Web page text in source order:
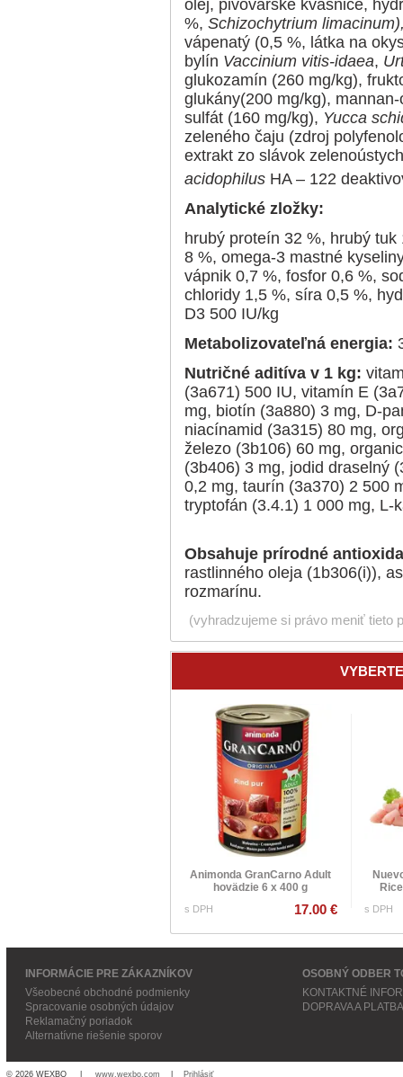
olej, pivovarské kvasnice,
%, Schizochytrium
vápenatý (0,5 %, látka na
bylín Vaccinium vitis-idaea,
glukozamín (260 mg/kg),
glukány(200 mg/kg),
sulfát (160 mg/kg), Yucca
zeleného čaju (zdroj
extrakt zo slávok
acidophilusHA – 122
Analytické zložky:
hrubý proteín 32 %, hrubý
8 %, omega-3 mastné
vápnik 0,7 %, fosfor 0,6 %,
chloridy 1,5 %, síra 0,5 %,
D3 500 IU/kg
Metabolizovateľná energia:
Nutričné aditíva v 1 kg:
(3a671) 500 IU, vitamín E
mg, biotín (3a880) 3 mg, D-
niacínamid (3a315) 80 mg,
železo (3b106) 60 mg,
(3b406) 3 mg, jodid draselný
0,2 mg, taurín (3a370) 2 500
tryptofán (3.4.1) 1 000 mg, L-
Obsahuje prírodné
rastlinného oleja (1b306(i)),
rozmarínu.
(vyhradzujeme si právo meniť tieto
Animonda GranCarno Adult
hovädzie 6 x 400 g
s DPH 17.00 € s DPH
INFORMÁCIE PRE ZÁKAZNÍKOV
Všeobecné obchodné podmienky
Spracovanie osobných údajov
Reklamačný poriadok
Alternatívne riešenie sporov
OSOBNÝ ODBER
KONTAKTNÉ
DOPRAVA A PLATBA
© 2026 WEXBO | www.wexbo.com Prihlásiť